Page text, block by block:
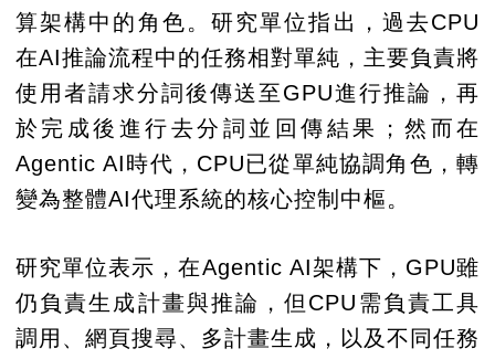
算架構中的角色。研究單位指出，過去CPU
在AI推論流程中的任務相對單純，主要負責將
使用者請求分詞後傳送至GPU進行推論，再
於完成後進行去分詞並回傳結果；然而在
Agentic AI時代，CPU已從單純協調角色，轉
變為整體AI代理系統的核心控制中樞。
研究單位表示，在Agentic AI架構下，GPU雖
仍負責生成計畫與推論，但CPU需負責工具
調用、網頁搜尋、多計畫生成，以及不同任務